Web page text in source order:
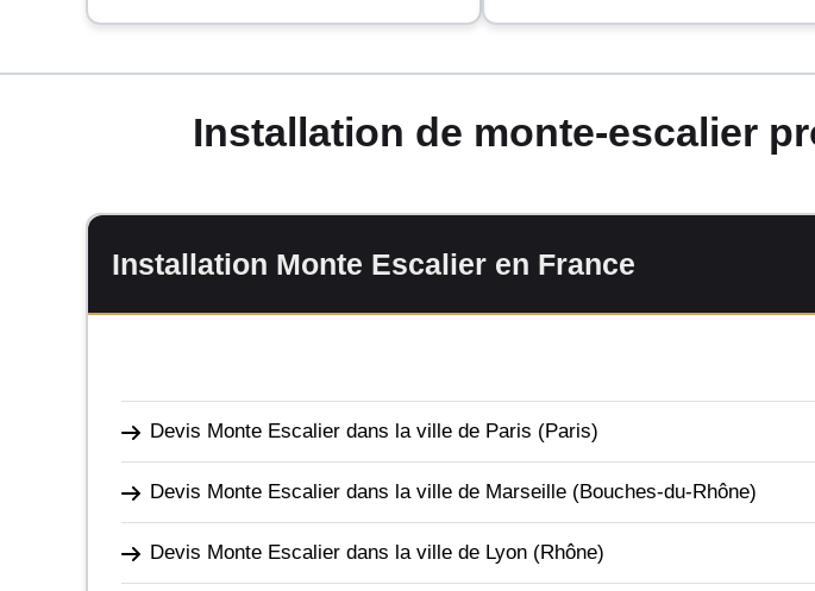
Installation de monte-escalier
Installation Monte Escalier en France
Devis Monte Escalier dans la ville de Paris (Paris)
Devis Monte Escalier dans la ville de Marseille (Bouches-du-Rhône)
Devis Monte Escalier dans la ville de Lyon (Rhône)